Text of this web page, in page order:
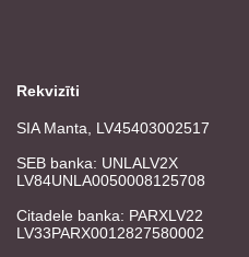
Rekvizīti
SIA Manta, LV45403002517
SEB banka: UNLALV2X
LV84UNLA0050008125708
Citadele banka: PARXLV22
LV33PARX0012827580002